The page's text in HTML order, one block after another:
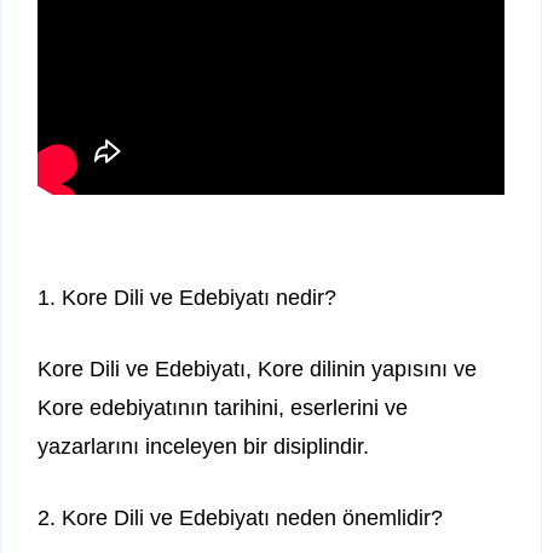
1. Kore Dili ve Edebiyatı nedir?
Kore Dili ve Edebiyatı, Kore dilinin yapısını ve
Kore edebiyatının tarihini, eserlerini ve
yazarlarını inceleyen bir disiplindir.
2. Kore Dili ve Edebiyatı neden önemlidir?